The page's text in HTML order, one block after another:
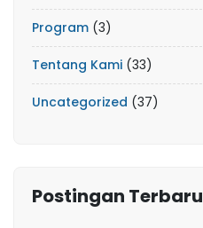
Program (3)
Tentang Kami (33)
Uncategorized (37)
Postingan Terbaru